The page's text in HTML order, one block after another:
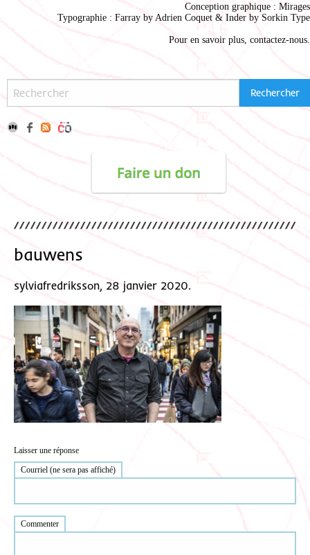
Conception graphique : Mirages
Typographie : Farray by Adrien Coquet & Inder by Sorkin Type
Pour en savoir plus, contactez-nous
bauwens
sylviafredriksson, 28 janvier 2020.
Laisser une réponse
Courriel (ne sera pas affiché)
Commenter